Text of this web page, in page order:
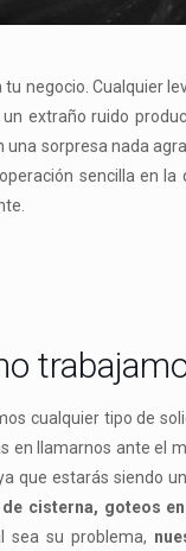
negocio. Cualquier
extraño ruido
sorpresa nada
operación sencilla en
cualquier tipo de
en llamarnos ante el
que estarás siendo
cisterna, goteos
sea su problema,